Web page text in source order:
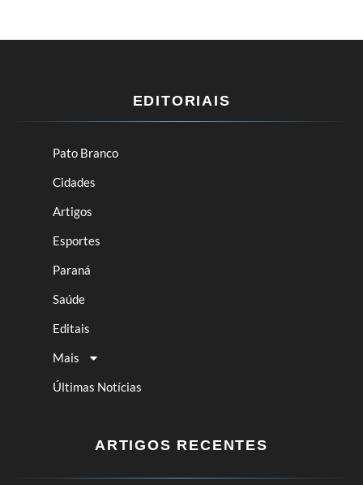
EDITORIAIS
Pato Branco
Cidades
Artigos
Esportes
Paraná
Saúde
Editais
Mais
Últimas Notícias
ARTIGOS RECENTES